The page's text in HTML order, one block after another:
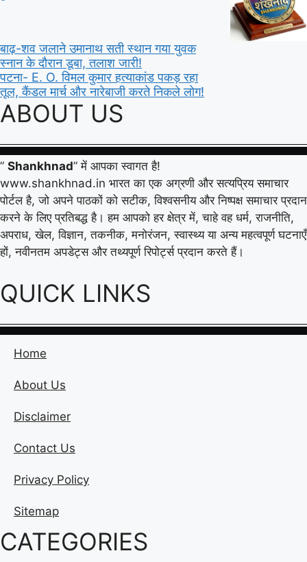
बाढ़-शव जलाने उमानाथ सती स्थान गया युवक
स्नान के दौरान डूबा, तलाश जारी!
पटना- E. O. विमल कुमार हत्याकांड पकड़ रहा
तूल, कैंडल मार्च और नारेबाजी करते निकले लोग!
ABOUT US
” Shankhnad” में आपका स्वागत है!
www.shankhnad.in भारत का एक अग्रणी और सत्यप्रिय समाचार
पोर्टल है, जो अपने पाठकों को सटीक, विश्वसनीय और निष्पक्ष समाचार प्रदान
करने के लिए प्रतिबद्ध है। हम आपको हर क्षेत्र में, चाहे वह धर्म, राजनीति,
अपराध, खेल, विज्ञान, तकनीक, मनोरंजन, स्वास्थ्य या अन्य महत्वपूर्ण घटनाएँ
हों, नवीनतम अपडेट्स और तथ्यपूर्ण रिपोर्ट्स प्रदान करते हैं।
QUICK LINKS
Home
About Us
Disclaimer
Contact Us
Privacy Policy
Sitemap
CATEGORIES